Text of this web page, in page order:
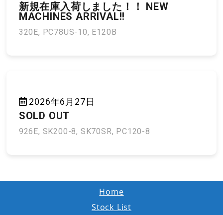
新規在庫入荷しました！！ NEW
MACHINES ARRIVAL!!
320E, PC78US-10, E120B
2026年6月27日
SOLD OUT
926E, SK200-8, SK70SR, PC120-8
Home
Stock List